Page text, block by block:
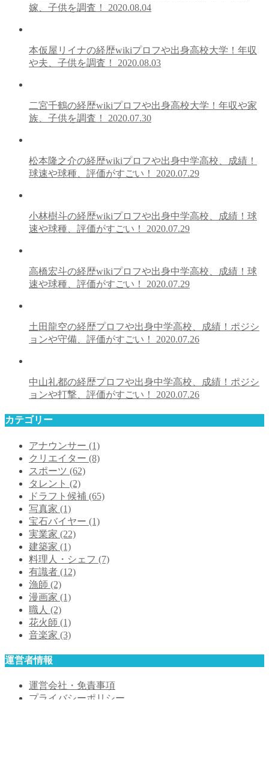
嫁、子供を調査！ 2020.08.04
本仮屋リイナの経歴wikiプロフや出身高校大学！年収
や夫、子供を調査！ 2020.08.03
二宮千鶴の経歴wikiプロフや出身高校大学！年収や家
族、子供を調査！ 2020.07.30
松本隆之介の経歴wikiプロフや出身中学高校、成績！
球速や球種、評価がすごい！ 2020.07.29
小林樹斗の経歴wikiプロフや出身中学高校、成績！球
速や球種、評価がすごい！ 2020.07.29
高橋宏斗の経歴wikiプロフや出身中学高校、成績！球
速や球種、評価がすごい！ 2020.07.29
土田龍空の経歴プロフや出身中学高校、成績！ポジシ
ョンや守備、評価がすごい！ 2020.07.26
中山礼都の経歴プロフや出身中学高校、成績！ポジシ
ョンや打撃、評価がすごい！ 2020.07.26
カテゴリー
アナウンサー (1)
クリエイター (8)
スポーツ (62)
タレント (2)
ドラフト候補 (65)
写真家 (1)
宝石バイヤー (1)
実業家 (22)
建築家 (1)
料理人・シェフ (7)
有識者 (12)
漁師 (2)
漫画家 (1)
職人 (2)
花火師 (1)
音楽家 (3)
運営者情報
運営会社・免責事項
プライバシーポリシー